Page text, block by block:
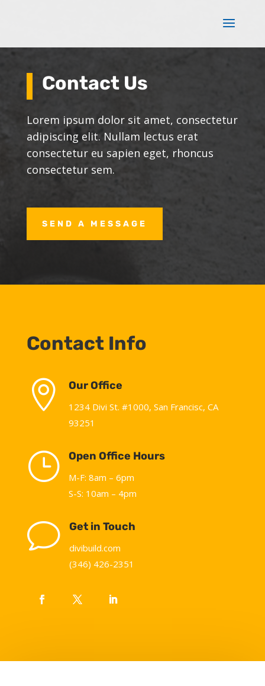
Contact Us
Lorem ipsum dolor sit amet, consectetur
adipiscing elit. Nullam lectus erat
consectetur eu sapien eget, rhoncus
consectetur sem.
SEND A MESSAGE
Contact Info
 Our Office
1234 Divi St. #1000, San Francisc, CA
93251
} Open Office Hours
M-F: 8am – 6pm
S-S: 10am – 4pm
v Get in Touch
divibuild.com
(346) 426-2351